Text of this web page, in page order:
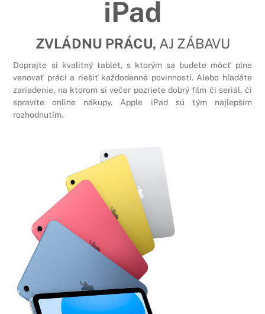
iPad
ZVLÁDNU PRÁCU, AJ ZÁBAVU
Doprajte si kvalitný tablet, s ktorým sa budete môcť plne
venovať práci a riešiť každodenné povinnosti. Alebo hľadáte
zariadenie, na ktorom si večer pozriete dobrý film či seriál, či
spravíte online nákupy. Apple iPad sú tým najlepším
rozhodnutím.